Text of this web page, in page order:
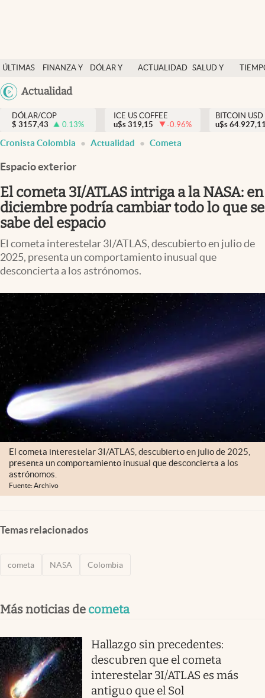
ÚLTIMAS
NOTICIAS
FINANZA Y
DÓLAR Y
ACTUALIDAD SALUD Y
México
Actualidad
Salud y nutrición
Vida espiritual
Actualidad
Colombia
DÓLAR/COP
$ 3157,43 0.13%
ICE US COFFEE
u$s 319,15 -0.96%
BITCOIN USD
u$s
Cronista Colombia Actualidad Cometa
Espacio exterior
El cometa 3I/ATLAS intriga a la NASA: en
diciembre podría cambiar todo lo que se
sabe del espacio
El cometa interestelar 3I/ATLAS, descubierto en julio de
2025, presenta un comportamiento inusual que
desconcierta a los astrónomos.
El cometa interestelar 3I/ATLAS, descubierto en julio de 2025,
presenta un comportamiento inusual que desconcierta a los
astrónomos.
Fuente: Archivo
Temas relacionados
cometa NASA Colombia
Más noticias de cometa
Hallazgo sin precedentes:
descubren que el cometa
interestelar 3I/ATLAS es más
antiguo que el Sol